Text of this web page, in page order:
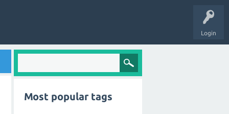
Login
Most popular tags